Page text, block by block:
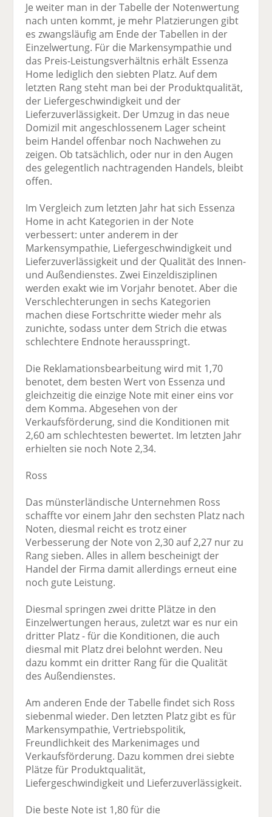
Je weiter man in der Tabelle der Notenwertung
nach unten kommt, je mehr Platzierungen gibt
es zwangsläufig am Ende der Tabellen in der
Einzelwertung. Für die Markensympathie und
das Preis-Leistungsverhältnis erhält Essenza
Home lediglich den siebten Platz. Auf dem
letzten Rang steht man bei der Produktqualität,
der Liefergeschwindigkeit und der
Lieferzuverlässigkeit. Der Umzug in das neue
Domizil mit angeschlossenem Lager scheint
beim Handel offenbar noch Nachwehen zu
zeigen. Ob tatsächlich, oder nur in den Augen
des gelegentlich nachtragenden Handels, bleibt
offen.
Im Vergleich zum letzten Jahr hat sich Essenza
Home in acht Kategorien in der Note
verbessert: unter anderem in der
Markensympathie, Liefergeschwindigkeit und
Lieferzuverlässigkeit und der Qualität des Innen-
und Außendienstes. Zwei Einzeldisziplinen
werden exakt wie im Vorjahr benotet. Aber die
Verschlechterungen in sechs Kategorien
machen diese Fortschritte wieder mehr als
zunichte, sodass unter dem Strich die etwas
schlechtere Endnote herausspringt.
Die Reklamationsbearbeitung wird mit 1,70
benotet, dem besten Wert von Essenza und
gleichzeitig die einzige Note mit einer eins vor
dem Komma. Abgesehen von der
Verkaufsförderung, sind die Konditionen mit
2,60 am schlechtesten bewertet. Im letzten Jahr
erhielten sie noch Note 2,34.
Ross
Das münsterländische Unternehmen Ross
schaffte vor einem Jahr den sechsten Platz nach
Noten, diesmal reicht es trotz einer
Verbesserung der Note von 2,30 auf 2,27 nur zu
Rang sieben. Alles in allem bescheinigt der
Handel der Firma damit allerdings erneut eine
noch gute Leistung.
Diesmal springen zwei dritte Plätze in den
Einzelwertungen heraus, zuletzt war es nur ein
dritter Platz - für die Konditionen, die auch
diesmal mit Platz drei belohnt werden. Neu
dazu kommt ein dritter Rang für die Qualität
des Außendienstes.
Am anderen Ende der Tabelle findet sich Ross
siebenmal wieder. Den letzten Platz gibt es für
Markensympathie, Vertriebspolitik,
Freundlichkeit des Markenimages und
Verkaufsförderung. Dazu kommen drei siebte
Plätze für Produktqualität,
Liefergeschwindigkeit und Lieferzuverlässigkeit.
Die beste Note ist 1,80 für die